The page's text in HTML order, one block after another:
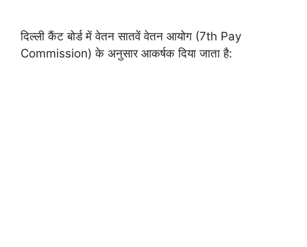
दिल्ली कैंट बोर्ड में वेतन सातवें वेतन आयोग (7th Pay
Commission) के अनुसार आकर्षक दिया जाता है: